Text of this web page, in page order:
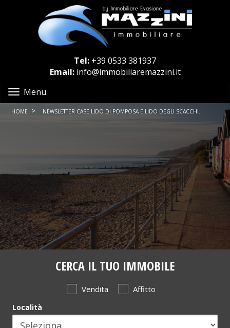
Tel: +39 0533 381937
Email: info@immobiliaremazzini.it
Menu
HOME > NEWSLETTER CASE LIDO DI POMPOSA E LIDO DEGLI SCACCHI.
CERCA IL TUO IMMOBILE
Vendita Affitto
Località